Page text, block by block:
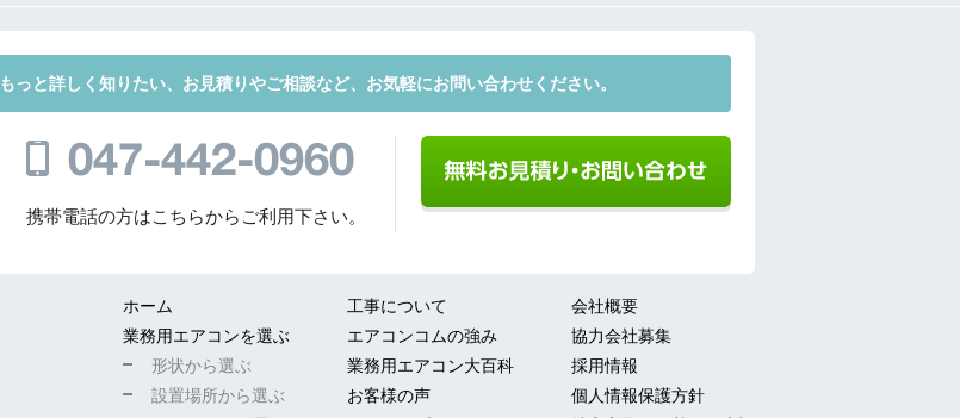
もっと詳しく知りたい、お見積りやご相談など、お気軽にお問い合わせください。
携帯電話の方はこちらからご利用下さい。
ホーム
業務用エアコンを選ぶ
形状から選ぶ
設置場所から選ぶ
工事について
エアコンコムの強み
業務用エアコン大百科
お客様の声
会社概要
協力会社募集
採用情報
個人情報保護方針